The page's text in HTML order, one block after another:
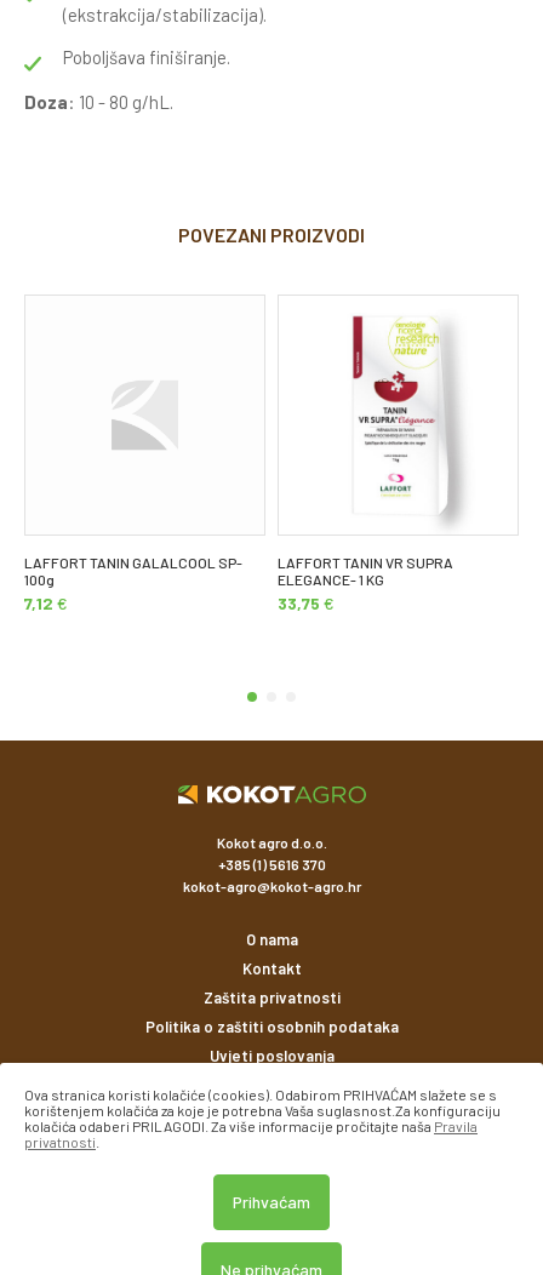
(ekstrakcija/stabilizacija).
Poboljšava finiširanje.
Doza: 10 - 80 g/hL.
POVEZANI PROIZVODI
LAFFORT TANIN GALALCOOL SP-
100g
7,12 €
LAFFORT TANIN VR SUPRA
ELEGANCE- 1 KG
33,75 €
Kokot agro d.o.o.
+385 (1) 5616 370
kokot-agro@kokot-agro.hr
O nama
Kontakt
Zaštita privatnosti
Politika o zaštiti osobnih podataka
Uvjeti poslovanja
Načini plaćanja
Ova stranica koristi kolačiće (cookies). Odabirom PRIHVAĆAM slažete se s
korištenjem kolačića za koje je potrebna Vaša suglasnost.Za konfiguraciju
kolačića odaberi PRILAGODI. Za više informacije pročitajte naša Pravila
privatnosti
Ne prihvaćam
Prihvaćam